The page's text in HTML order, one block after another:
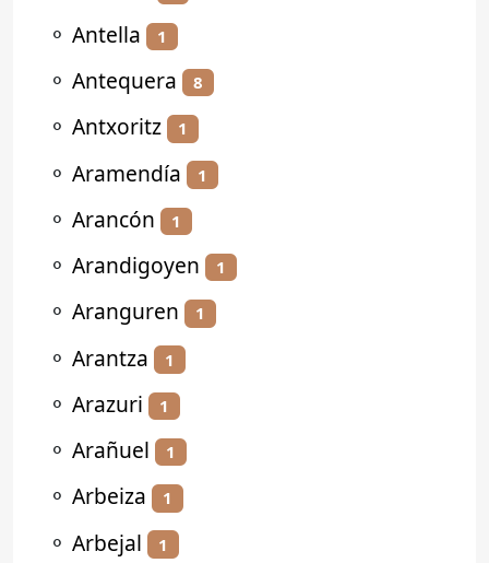
⚬ Antella 1
⚬ Antequera 8
⚬ Antxoritz 1
⚬ Aramendía 1
⚬ Arancón 1
⚬ Arandigoyen 1
⚬ Aranguren 1
⚬ Arantza 1
⚬ Arazuri 1
⚬ Arañuel 1
⚬ Arbeiza 1
⚬ Arbejal 1